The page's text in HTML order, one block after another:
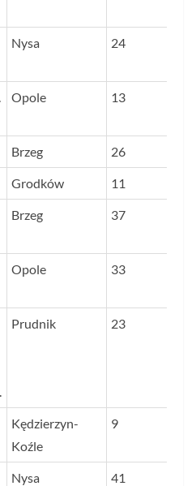
Nysa 24
Opole 13
Brzeg 26
Grodków 11
Brzeg 37
Opole 33
Prudnik 23
Kędzierzyn-
Koźle
9
Nysa 41